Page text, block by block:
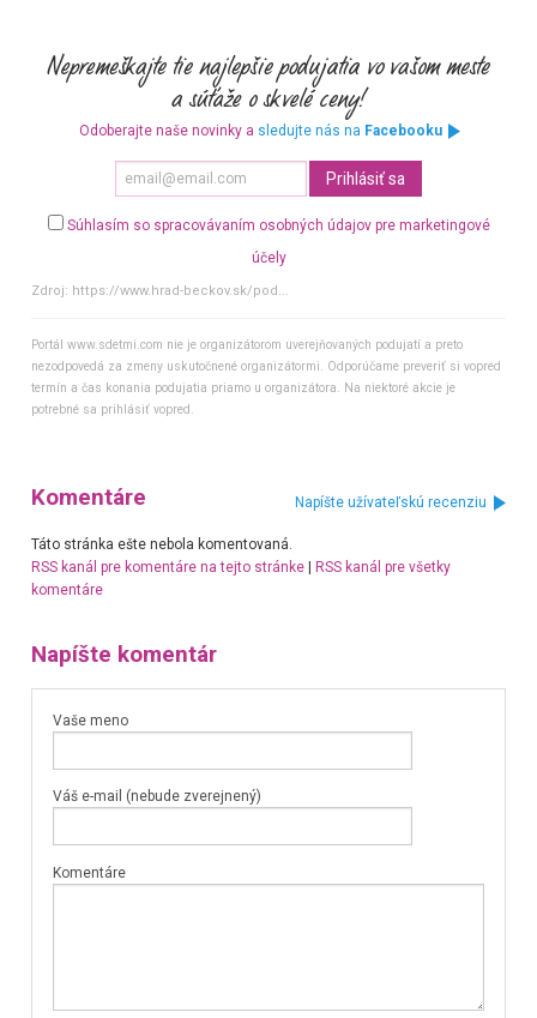
Odoberajte naše novinky a sledujte nás na Facebooku
Súhlasím so spracovávaním osobných údajov pre marketingové
účely
Zdroj: https://www.hrad-beckov.sk/pod...
Portál www.sdetmi.com nie je organizátorom uverejňovaných podujatí a preto
nezodpovedá za zmeny uskutočnené organizátormi. Odporúčame preveriť si vopred
termín a čas konania podujatia priamo u organizátora. Na niektoré akcie je
potrebné sa prihlásiť vopred.
Komentáre Napíšte užívateľskú recenziu
Táto stránka ešte nebola komentovaná.
RSS kanál pre komentáre na tejto stránke|
RSS kanál pre všetky
komentáre
Napíšte komentár
Vaše meno
Váš e-mail (nebude zverejnený)
Komentáre